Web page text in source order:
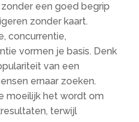
een goed begrip
zonder kaart.
concurrentie,
vormen je basis. Denk
van een
ernaar zoeken.
moeilijk het wordt om
terwijl